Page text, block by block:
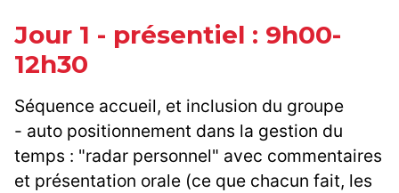
Jour 1 - présentiel : 9h00-
12h30
Séquence accueil, et inclusion du groupe
- auto positionnement dans la gestion du
temps : "radar personnel" avec commentaires
et présentation orale (ce que chacun fait, les